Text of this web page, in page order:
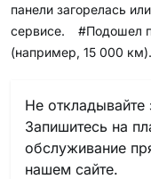
панели загорелась
сервисе.
#Подошел
(например, 15 000 км).
Не
Запишитесь на
обслуживание
нашем сайте.